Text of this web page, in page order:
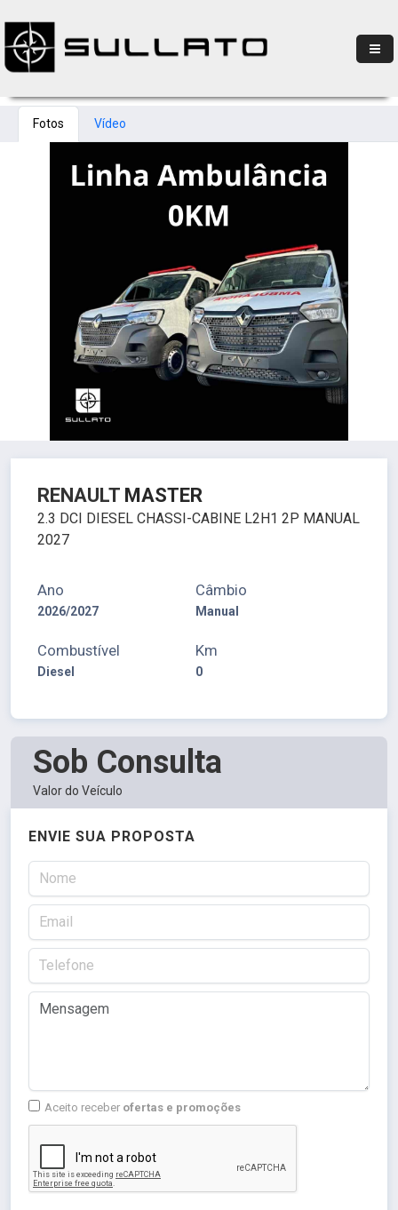
Fotos Vídeo
RENAULT MASTER
2.3 DCI DIESEL CHASSI-CABINE L2H1 2P MANUAL
2027
Ano
2026/2027
Câmbio
Manual
Combustível
Diesel
Km
0
Sob Consulta
Valor do Veículo
ENVIE SUA PROPOSTA
Aceito receber ofertas e promoções